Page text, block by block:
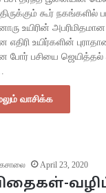
கூர் நகங்களில்
உயிரின்
எதிரி உயிர்களின்
போர் பசியை ஜெயித்தல்
வாசிக்க
April 23, 2020